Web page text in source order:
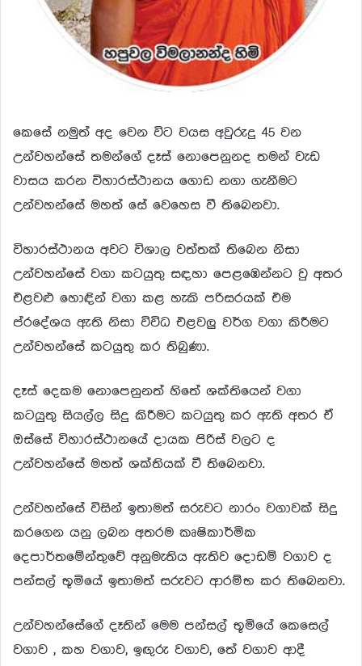
කෙසේ නමුත් අද වෙන විට වයස අවුරුදු 45 වන
උන්වහන්සේ තමන්ගේ දෑස් නොපෙනුනද තමන් වැඩ
වාසය කරන විහාරස්ථානය ගොඩ නගා ගැනීමට
උන්වහන්සේ මහත් සේ වෙහෙස වී තිබෙනවා.
විහාරස්ථානය අවට විශාල වත්තක් තිබෙන නිසා
උන්වහන්සේ වගා කටයුතු සඳහා පෙළඹෙන්නට වු අතර
එළවළු හොඳින් වගා කළ හැකි පරිසරයක් එම
ප්රදේශය ඇති නිසා විවිධ එළවලු වර්ග වගා කිරීමට
උන්වහන්සේ කටයුතු කර තිබුණා.
දෑස් දෙකම නොපෙනුනත් හිතේ ශක්තියෙන් වගා
කටයුතු සියල්ල සිදු කිරීමට කටයුතු කර ඇති අතර ඒ
ඔස්සේ විහාරස්ථානයේ දායක පිරිස් වලට ද
උන්වහන්සේ මහත් ශක්තියක් වී තිබෙනවා.
උන්වහන්සේ විසින් ඉතාමත් සරුවට නාරං වගාවක් සිදු
කරගෙන යනු ලබන අතරම කෘෂිකාර්මික
දෙපාර්තමේන්තුවේ අනුමැතිය ඇතිව දොඩම් වගාව ද
පන්සල් භූමියේ ඉතාමත් සරුවට ආරම්භ කර තිබෙනවා.
උන්වහන්සේගේ දෑතින් මෙම පන්සල් භූමියේ කෙසෙල්
වගාව , කහ වගාව, ඉඟුරු වගාව, තේ වගාව ආදී